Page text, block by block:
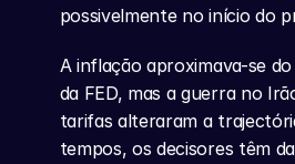
possivelmente no início do
A inflação aproximava-se
da FED, mas a guerra no
tarifas alteraram a
tempos, os decisores têm